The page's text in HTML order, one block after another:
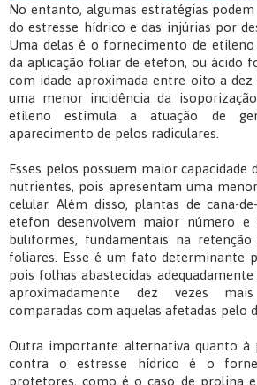
No entanto, algumas estratégias
do estresse hídrico e das injúrias por
Uma delas é o fornecimento de
da aplicação foliar de etefon, ou ácido
com idade aproximada entre oito a dez
uma menor incidência da
etileno estimula a atuação de
aparecimento de pelos radiculares.
Esses pelos possuem maior capacidade
nutrientes, pois apresentam uma
celular. Além disso, plantas de cana-
etefon desenvolvem maior número e
buliformes, fundamentais na
foliares. Esse é um fato determinante
pois folhas abastecidas
aproximadamente dez vezes
comparadas com aquelas afetadas pelo
Outra importante alternativa quanto à
contra o estresse hídrico é o
protetores, como é o caso de prolina e